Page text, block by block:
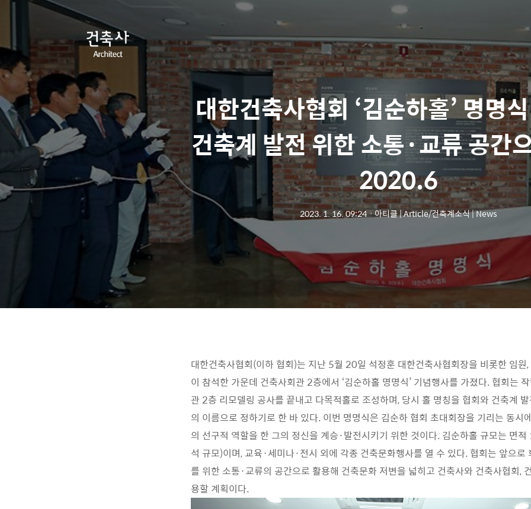
대한건축사협회 ‘김순하홀’ 명명
건축계 발전 위한 소통·교류 공간
2020.6
2023. 1. 16. 09:24ㆍ아티클 | Article/건축계소식 | News
대한건축사협회(이하 협회)는 지난 5월 20일 석정훈 대한건축사협회장을 비롯한 임원
이 참석한 가운데 건축사회관 2층에서 ‘김순하홀 명명식’ 기념행사를 가졌다. 협회는
관 2층 리모델링 공사를 끝내고 다목적홀로 조성하며, 당시 홀 명칭을 협회와 건축계
의 이름으로 정하기로 한 바 있다. 이번 명명식은 김순하 협회 초대회장을 기리는 동시
의 선구적 역할을 한 그의 정신을 계승·발전시키기 위한 것이다. 김순하홀 규모는 면
석 규모)이며, 교육·세미나·전시 외에 각종 건축문화행사를 열 수 있다. 협회는 앞으로
를 위한 소통·교류의 공간으로 활용해 건축문화 저변을 넓히고 건축사와 건축사협회,
용할 계획이다.